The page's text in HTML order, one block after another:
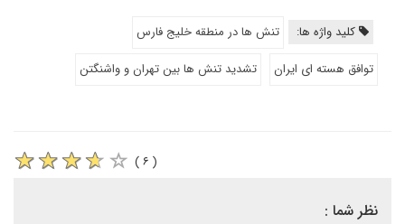
کلید واژه ها:
تنش ها در منطقه خلیج فارس
توافق هسته ای ایران
تشدید تنش ها بین تهران و واشنگتن
( ۶ )
نظر شما :